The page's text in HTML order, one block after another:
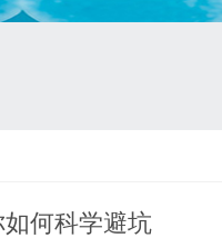
何科学避坑